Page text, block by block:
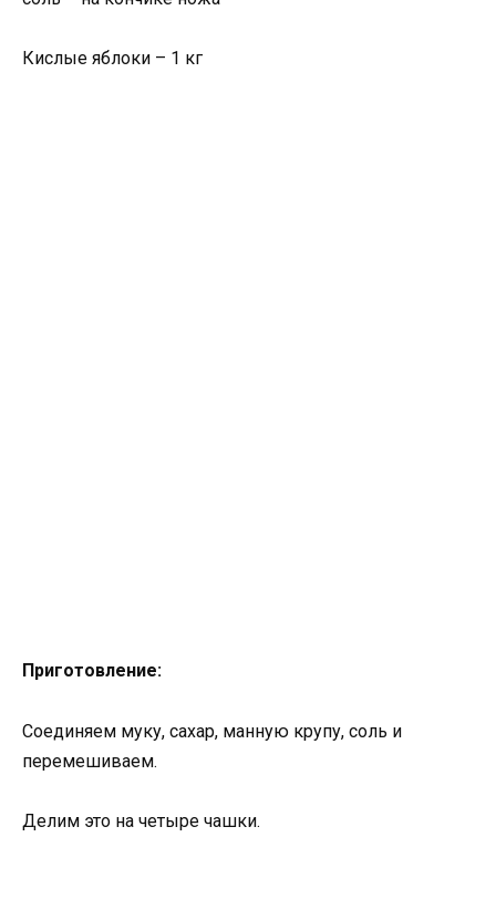
Кислые яблоки – 1 кг
Приготовление:
Соединяем муку, сахар, манную крупу, соль и
перемешиваем.
Делим это на четыре чашки.